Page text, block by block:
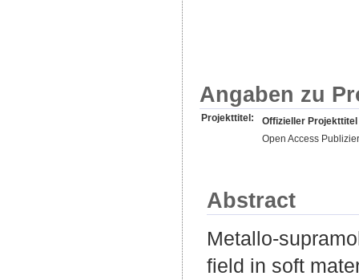
Angaben zu
Projekttitel:
Offizieller Projekttitel
Open Access
Abstract
Metallo-
field in soft